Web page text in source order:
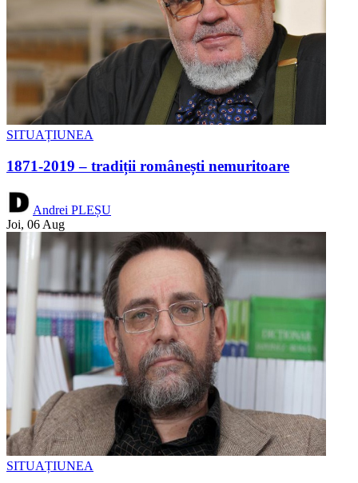
SITUAȚIUNEA
1871-2019 – tradiții românești nemuritoare
Andrei PLEȘU
Joi, 06 Aug
SITUAȚIUNEA